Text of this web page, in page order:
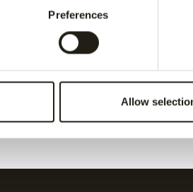
Preferences
Allow
pant-Grey
€